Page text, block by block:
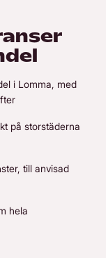
i Lomma, med
på storstäderna
till anvisad
hela